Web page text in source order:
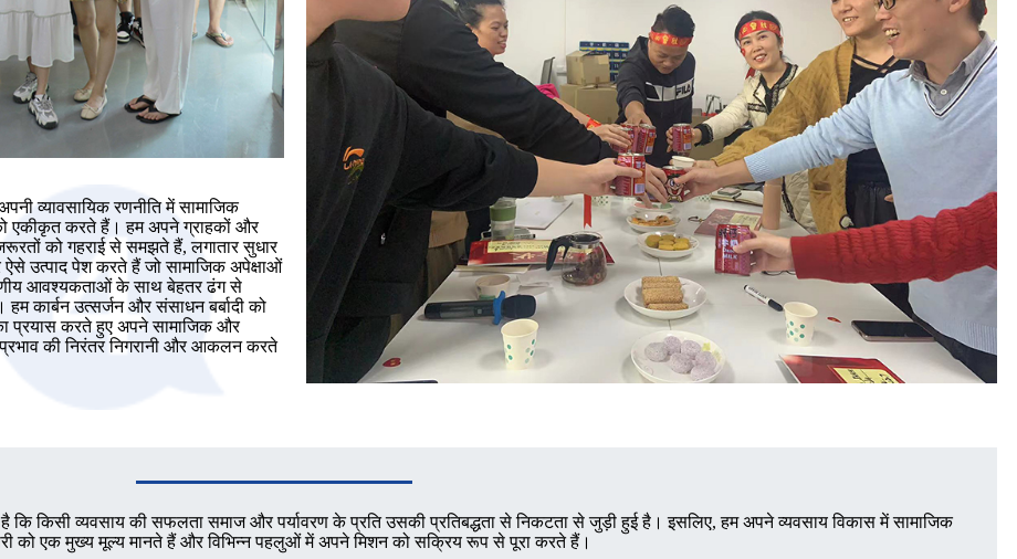
व्यावसायिक रणनीति में सामाजिक
एकीकृत करते हैं। हम अपने ग्राहकों और
को गहराई से समझते हैं, लगातार सुधार
उत्पाद पेश करते हैं जो सामाजिक अपेक्षाओं
आवश्यकताओं के साथ बेहतर ढंग से
हम कार्बन उत्सर्जन और संसाधन बर्बादी को
प्रयास करते हुए अपने सामाजिक और
प्रभाव की निरंतर निगरानी और आकलन करते
कि किसी व्यवसाय की सफलता समाज और पर्यावरण के प्रति उसकी प्रतिबद्धता से निकटता से जुड़ी हुई है। इसलिए, हम अपने व्यवसाय विकास में सामाजिक
को एक मुख्य मूल्य मानते हैं और विभिन्न पहलुओं में अपने मिशन को सक्रिय रूप से पूरा करते हैं।